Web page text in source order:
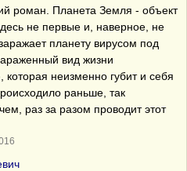
роман. Планета Земля - объект
не первые и, наверное, не
планету вирусом под
вид жизни
неизменно губит и себя
раньше, так
раз за разом проводит этот